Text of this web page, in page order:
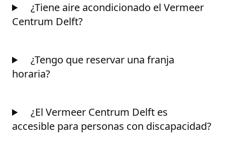
¿Tiene aire acondicionado el Vermeer
Centrum Delft?
¿Tengo que reservar una franja
horaria?
¿El Vermeer Centrum Delft es
accesible para personas con discapacidad?